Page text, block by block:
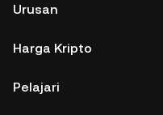
Urusan
Harga Kripto
Pelajari